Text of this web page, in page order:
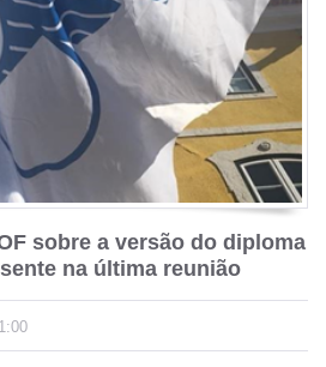
sobre a versão do diploma
na última reunião